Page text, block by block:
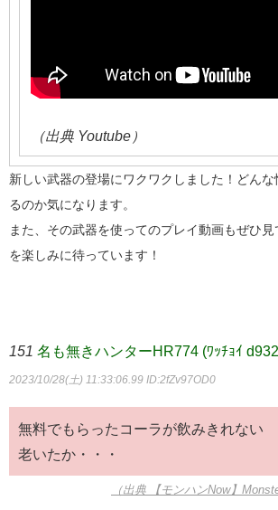
（出典 Youtube）
新しい武器の登場にワクワクしました！どん
るのか気になります。
また、その武器を使ってのプレイ動画もぜひ
を楽しみに待っています！
151 名も無きハンターHR774 (ﾜｯﾁｮｲ
2023/10/28(土) 11:33:06.99 ID:2fZv97OD0
無料でもらったコーラが飲みきれない
老いたか・・・
（出典 【モンハンNow】